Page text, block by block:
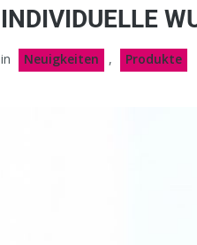
INDIVIDUELLE
in Neuigkeiten , Produkte